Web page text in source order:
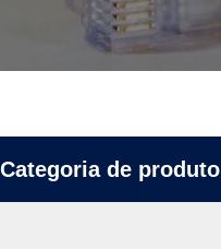
Categoria de produto